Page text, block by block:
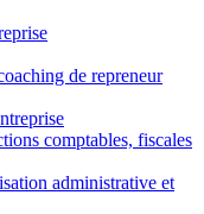
de repreneur
comptables, fiscales
administrative et